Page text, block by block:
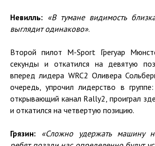
Невилль: «В тумане видимость
выглядит одинаково».
Второй пилот M-Sport Грегуар
секунды и откатился на девятую
вперед лидера WRC2 Оливера
очередь, упрочил лидерство в
открывающий канал Rally2, проиграл
и откатился на четвертую позицию.
Грязин:
«Сложно удержать машину